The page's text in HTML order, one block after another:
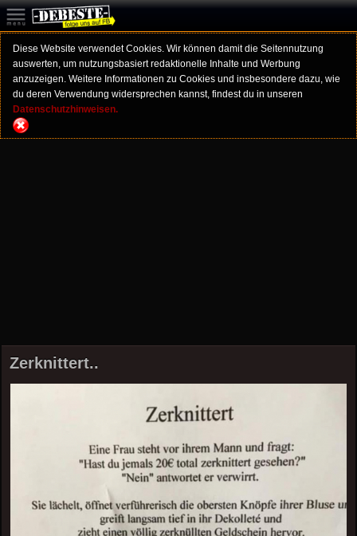
Diese Website verwendet Cookies. Wir können damit die Seitennutzung
auswerten, um nutzungsbasiert redaktionelle Inhalte und Werbung
anzuzeigen. Weitere Informationen zu Cookies und insbesondere dazu, wie
du deren Verwendung widersprechen kannst, findest du in unseren
Datenschutzhinweisen.
Zerknittert..